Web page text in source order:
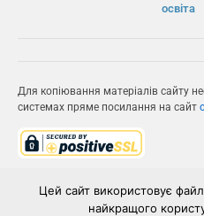
освіта
Для копіювання матеріалів сайту
системах пряме посилання на сайт
Цей сайт використовує
найкращого